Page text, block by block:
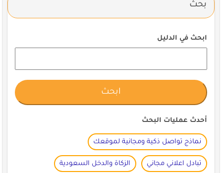
بحث
ابحث في الدليل
أحدث عمليات البحث
نماذج تواصل ذكية ومجانية لموقعك
تبادل اعلاني مجاني الزكاة والدخل السعودية